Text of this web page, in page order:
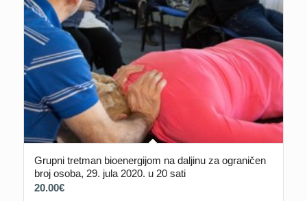
Grupni tretman bioenergijom na daljinu za ograničen
broj osoba, 29. jula 2020. u 20 sati
20.00€